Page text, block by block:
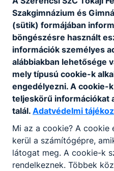
„Mesterségek
TFG-s gyereknap a
Szakgimnázium és
(sütik) formájában
böngészésre használt
információk személyes
alábbiakban lehetősége
mely típusú cookie-k
engedélyezni. A cookie-
teljeskörű információkat
talál. Adatvédelmi
Mi az a cookie? A cookie
kerül a számítógépre,
látogat meg. A cookie-k
rendelkeznek. Többek